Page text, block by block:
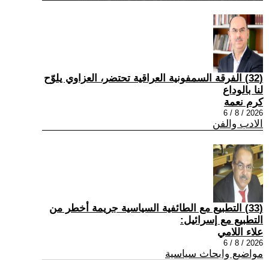
(32) الفرقة السمفونية العراقية تحتضر، العزاوي يلوّح
لنا بالوداع
كرم نعمة
2026 / 8 / 6
الادب والفن
(33) التطبيع مع الطائفية السياسية جريمة أخطر من
التطبيع مع إسرائيل:
علاء اللامي
2026 / 8 / 6
مواضيع وابحاث سياسية